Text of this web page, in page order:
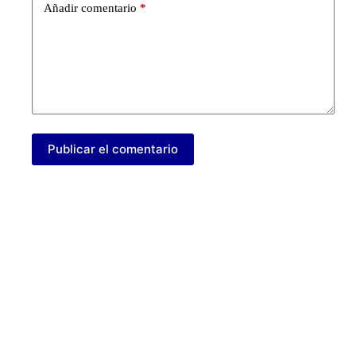
Añadir comentario *
Publicar el comentario